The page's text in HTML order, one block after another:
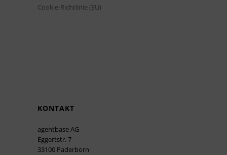
Cookie-Richtlinie (EU)
KONTAKT
agentbase AG
Eggertstr. 7
33100 Paderborn